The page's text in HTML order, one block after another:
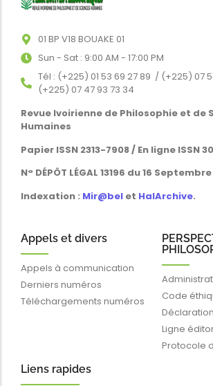
01 BP V18 BOUAKE 01
Sun - Sat : 9:00 AM - 17:00 PM
Tél : (+225) 01 53 69 27 89 / (+225) 07
(+225) 07 47 93 73 34
Revue Ivoirienne de Philosophie et de
Humaines
Papier ISSN 2313-7908 / En ligne ISSN
N° DÉPÔT LÉGAL 13196 du 16 Septembre
Indexation : Mir@bel et HalArchive.
Appels et divers
Appels à communication
Derniers numéros
Téléchargements numéros
Code
Ligne
Protocole
Liens rapides